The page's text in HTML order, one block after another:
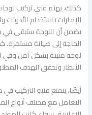
كذلك، يهتم فني تركيب
الإمارات باستخدام
يضمن أن اللوحة ستبقى في
الحاجة إلى صيانة مستمرة.
لوحة مثبتة بشكل آمن وفي
الأنظار وتحقق الهدف
أيضًا، يتمتع فنيو التركيب
التعامل مع مختلف أنواع